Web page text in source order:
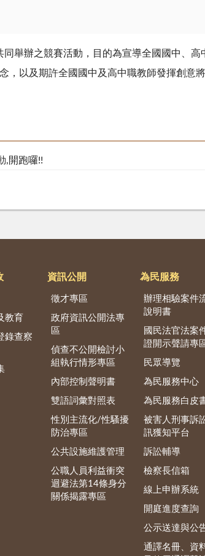
舉辦之競賽活動，目的為宣導全國國中、高
，以及期許全國國中及高中職教師發揮創意
,開跑囉!!
教育
錄查察
資訊公開
徵才專區
政府資訊公開法專
區
偵查不公開檢討小
組執行情形專區
內部控制聲明書
雙語詞彙對照表
性別主流化/性騷擾
防治專區
公共設施維護管理
公職人員利益衝突
迴避法第14條身分
關係揭露專區
為民服務
辦理相驗案件
說明書
國民法官法案
證開示聲請專
民眾導覽
為民服務中心
為民服務白皮
被害人刑事訴
訊獲知平台
訴訟輔導
檢察長信箱
線上申辦系統
開庭進度查詢
公示送達與公
通譯名冊、資